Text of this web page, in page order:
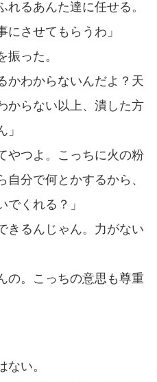
れるあんた達に任せる。
させてもらうわ」
った。
かわからないんだよ？天
からない以上、潰した方
やつよ。こっちに火の粉
分で何とかするから、
くれる？」
きるんじゃん。力がない
の。こっちの意思も尊重
い。